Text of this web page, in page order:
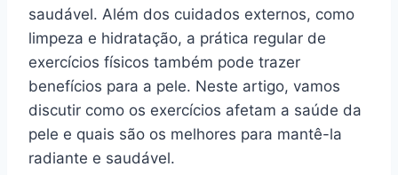
saudável. Além dos cuidados externos, como
limpeza e hidratação, a prática regular de
exercícios físicos também pode trazer
benefícios para a pele. Neste artigo, vamos
discutir como os exercícios afetam a saúde da
pele e quais são os melhores para mantê-la
radiante e saudável.